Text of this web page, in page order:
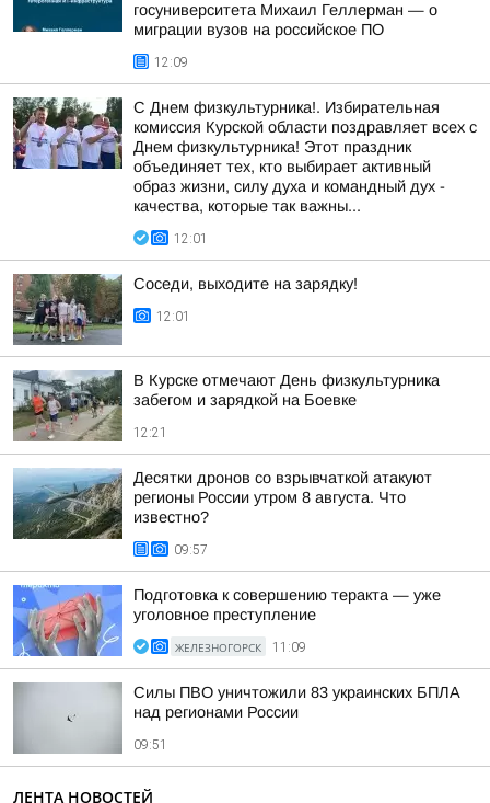
госуниверситета Михаил Геллерман — о
миграции вузов на российское ПО
12:09
С Днем физкультурника!. Избирательная
комиссия Курской области поздравляет всех с
Днем физкультурника! Этот праздник
объединяет тех, кто выбирает активный
образ жизни, силу духа и командный дух -
качества, которые так важны...
12:01
Соседи, выходите на зарядку!
12:01
В Курске отмечают День физкультурника
забегом и зарядкой на Боевке
12:21
Десятки дронов со взрывчаткой атакуют
регионы России утром 8 августа. Что
известно?
09:57
Подготовка к совершению теракта — уже
уголовное преступление
ЖЕЛЕЗНОГОРСК 11:09
Силы ПВО уничтожили 83 украинских БПЛА
над регионами России
09:51
ЛЕНТА НОВОСТЕЙ